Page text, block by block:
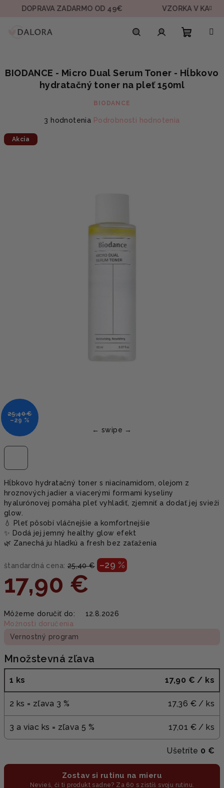
ZADARMO OD 49€ VZORKA V KAŽDEJ
košík
Hĺbkovo hydratačný toner s niacínamidom, olejom z
hroznových jadier a viacerými formami kyseliny
hyalurónovej pomáha pleť vyhladiť, zjemniť a dodať jej svieži
glow.
💧 Pleť pôsobí vláčnejšie a komfortnejšie
✨ Dodá jej jemný healthy glow efekt
🌿 Zanechá ju hladkú a fresh bez zaťaženia
štandardná cena: 25,40 € –29 %
17,90 €
cena:
Môžeme doručiť do:
12.8.2026
Možnosti doručenia
Vernostný program
Množstevná zľava
1 ks 17,90 € / ks
2 ks = zľava 3 % 17,36 € / ks
3 a viac ks = zľava 5 % 17,01 € / ks
Ušetríte 0 €
Zostav si rutinu na mieru
Nevieš, či ti produkt sadne? Za 60 s zistíš svoju rutinu.
BIODANCE - Micro Dual Serum Toner - Hĺbkovo
hydratačný toner na pleť 150ml
BIODANCE
Priemerné
3 hodnotenia Podrobnosti hodnotenia
Akcia
25,40 €
–29 %